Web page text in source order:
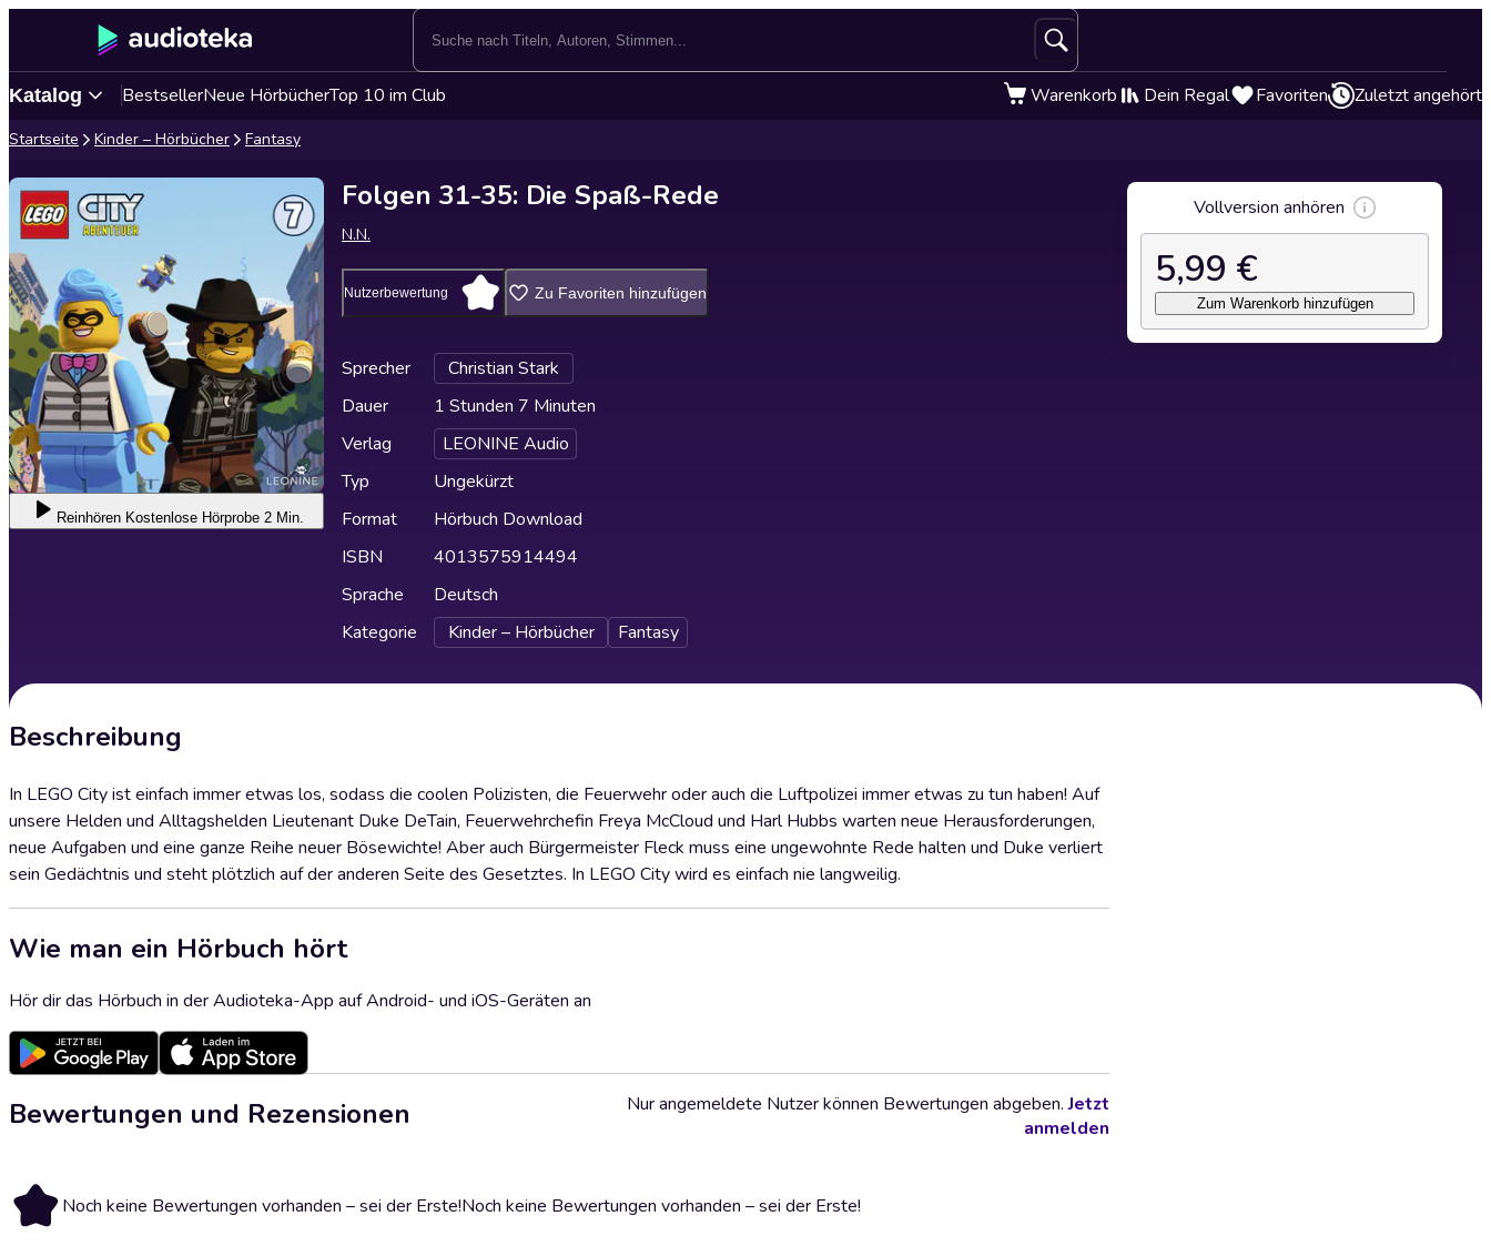
Katalog BestsellerNeue HörbücherTop 10 im Club Warenkorb Dein Regal Favoriten Zuletzt angehört
Startseite Kinder – Hörbücher Fantasy
Reinhören Kostenlose Hörprobe 2 Min.
Folgen 31-35: Die Spaß-Rede
N.N.
Nutzerbewertung Zu Favoriten hinzufügen
Sprecher
Christian Stark
Dauer
1 Stunden 7 Minuten
Verlag
LEONINE Audio
Typ
Ungekürzt
Format
Hörbuch Download
ISBN
4013575914494
Sprache
Deutsch
Kategorie
Kinder – Hörbücher Fantasy
Beschreibung
In LEGO City ist einfach immer etwas los, sodass die coolen Polizisten, die Feuerwehr oder auch die Luftpolizei immer etwas zu tun haben! Auf
unsere Helden und Alltagshelden Lieutenant Duke DeTain, Feuerwehrchefin Freya McCloud und Harl Hubbs warten neue Herausforderungen,
neue Aufgaben und eine ganze Reihe neuer Bösewichte! Aber auch Bürgermeister Fleck muss eine ungewohnte Rede halten und Duke verliert
sein Gedächtnis und steht plötzlich auf der anderen Seite des Gesetztes. In LEGO City wird es einfach nie langweilig.
Wie man ein Hörbuch hört
Hör dir das Hörbuch in der Audioteka-App auf Android- und iOS-Geräten an
Bewertungen und Rezensionen
Noch keine Bewertungen vorhanden – sei der Erste!Noch keine Bewertungen vorhanden – sei der Erste!
Nur angemeldete Nutzer können Bewertungen abgeben.Jetzt
anmelden
Vollversion anhören
5,99 €
Zum Warenkorb hinzufügen